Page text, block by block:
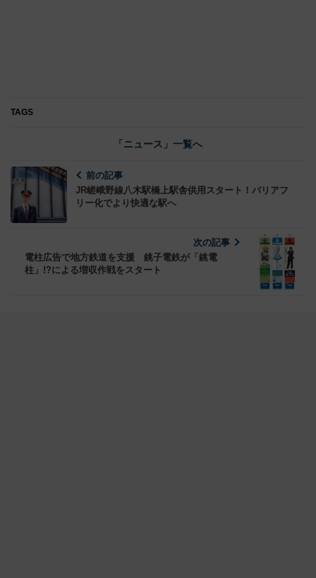
TAGS
「ニュース」一覧へ
前の記事
JR嵯峨野線八木駅橋上駅舎供用スタート！バリアフ
リー化でより快適な駅へ
次の記事
電柱広告で地方鉄道を支援 銚子電鉄が「銚電
柱」!?による増収作戦をスタート